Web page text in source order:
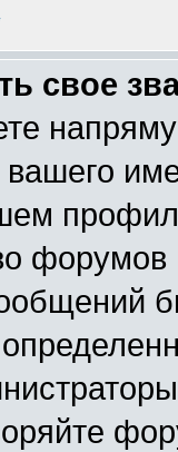
свое
вашего
форумов